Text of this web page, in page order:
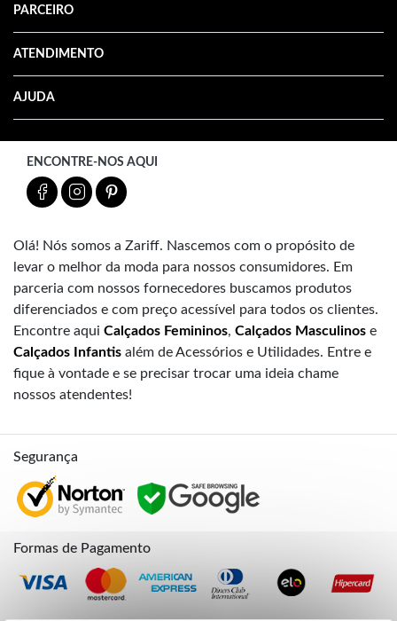
PARCEIRO
ATENDIMENTO
AJUDA
ENCONTRE-NOS AQUI
Olá! Nós somos a Zariff. Nascemos com o propósito de
levar o melhor da moda para nossos consumidores. Em
parceria com nossos fornecedores buscamos produtos
diferenciados e com preço acessível para todos os clientes.
Encontre aqui Calçados Femininos, Calçados Masculinos e
Calçados Infantis além de Acessórios e Utilidades. Entre e
fique à vontade e se precisar trocar uma ideia chame
nossos atendentes!
Segurança
Formas de Pagamento